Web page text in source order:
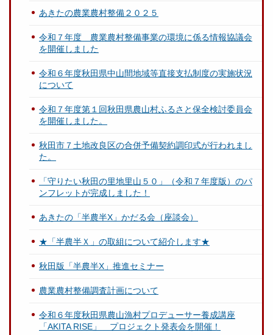
あきたの農業農村整備２０２５
令和７年度 農業農村整備事業の環境に係る情報協議会
を開催しました
令和６年度秋田県中山間地域等直接支払制度の実施状況
について
令和７年度第１回秋田県農山村ふるさと保全検討委員会
を開催しました。
秋田市７土地改良区の合併予備契約調印式が行われまし
た。
「守りたい秋田の里地里山５０」（令和７年度版）のパ
ンフレットが完成しました！
あきたの「半農半X」かだる会（座談会）
★「半農半Ｘ」の取組について紹介します★
秋田版「半農半X」推進セミナー
農業農村整備調査計画について
令和６年度秋田県農山漁村プロデューサー養成講座
「AKITA RISE」 プロジェクト発表会を開催！